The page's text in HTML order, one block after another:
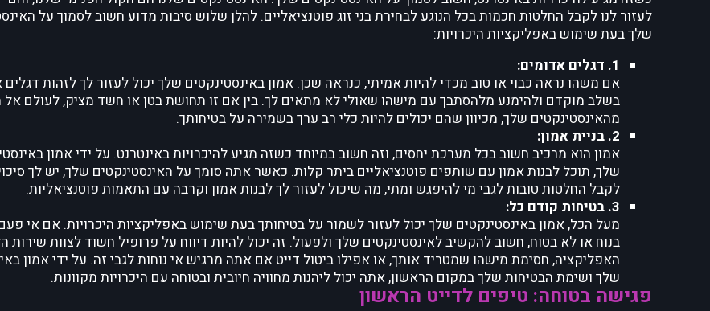
לעזור לנו לקבל החלטות חכמות בכל הנוגע לבחירת בני זוג פוטנציאליים. להלן שלוש סיבות מדוע חשוב לסמוך על
שלך בעת שימוש באפליקציות היכרויות:
1. דגלים אדומים:
אם משהו נראה כבוי או טוב מכדי להיות אמיתי, כנראה שכן. אמון באינסטינקטים שלך יכול לעזור לך לזהות דגלים
בשלב מוקדם ולהימנע מלהסתבך עם מישהו שאולי לא מתאים לך. בין אם זו תחושת בטן או חשד מציק, לעולם
מהאינסטינקטים שלך, מכיוון שהם יכולים להיות כלי רב ערך בשמירה על בטיחותך.
2. בניית אמון:
אמון הוא מרכיב חשוב בכל מערכת יחסים, וזה חשוב במיוחד כשזה מגיע להיכרויות באינטרנט. על ידי אמון
שלך, תוכל לבנות אמון עם שותפים פוטנציאליים ביתר קלות. כאשר אתה סומך על האינסטינקטים שלך, יש לך
לקבל החלטות טובות לגבי מי להיפגש ומתי, מה שיכול לעזור לך לבנות אמון וקרבה עם התאמות פוטנציאליות.
3. בטיחות קודם כל:
מעל הכל, אמון באינסטינקטים שלך יכול לעזור לשמור על בטיחותך בעת שימוש באפליקציות היכרויות. אם אי
בנוח או לא בטוח, חשוב להקשיב לאינסטינקטים שלך ולפעול. זה יכול להיות דיווח על פרופיל חשוד לצוות שירות
האפליקציה, חסימת מישהו שמטריד אותך, או אפילו ביטול דייט אם אתה מרגיש אי נוחות לגבי זה. על ידי אמון
שלך ושימת הבטיחות שלך במקום הראשון, אתה יכול ליהנות מחוויה חיובית ובטוחה עם היכרויות מקוונות.
פגישה בטוחה: טיפים לדייט הראשון